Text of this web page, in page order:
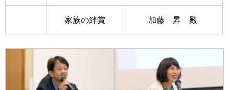
家族の絆賞 加藤 昇 殿